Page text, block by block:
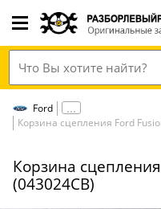
Ford
Корзина сцепления Ford
Корзина
(043024СВ)